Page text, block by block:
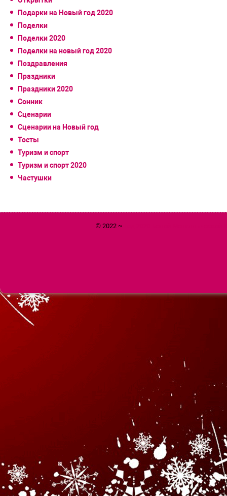
Подарки на Новый год 2020
Поделки
Поделки 2020
Поделки на новый год 2020
Поздравления
Праздники
Праздники 2020
Сонник
Сценарии
Сценарии на Новый год
Тосты
Туризм и спорт
Туризм и спорт 2020
Частушки
© 2022 ~